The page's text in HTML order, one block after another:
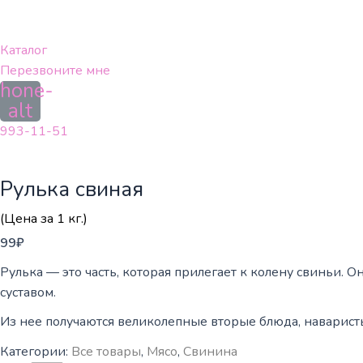
содержимому
Каталог
Перезвоните мне
alt
993-11-51
Рулька свиная
(Цена за 1 кг.)
99₽
Рулька — это часть, которая прилегает к колену свиньи.
суставом.
Из нее получаются великолепные вторые блюда,
Категории: Все товары, Мясо, Свинина